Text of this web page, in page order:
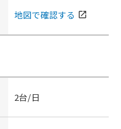
地図で確認する open_in_new
2台/日